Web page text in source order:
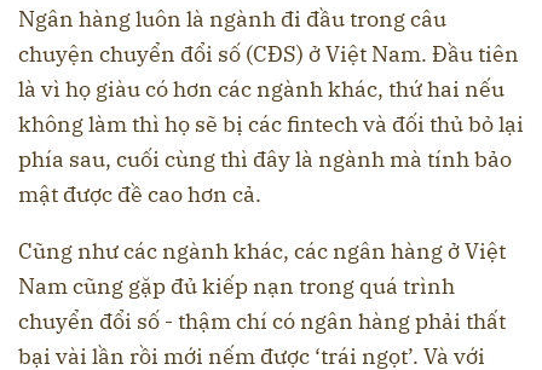
Ngân hàng luôn là ngành đi đầu trong câu
chuyện chuyển đổi số (CĐS) ở Việt Nam. Đầu tiên
là vì họ giàu có hơn các ngành khác, thứ hai nếu
không làm thì họ sẽ bị các fintech và đối thủ bỏ lại
phía sau, cuối cùng thì đây là ngành mà tính bảo
mật được đề cao hơn cả.
Cũng như các ngành khác, các ngân hàng ở Việt
Nam cũng gặp đủ kiếp nạn trong quá trình
chuyển đổi số - thậm chí có ngân hàng phải thất
bại vài lần rồi mới nếm được ‘trái ngọt’. Và với